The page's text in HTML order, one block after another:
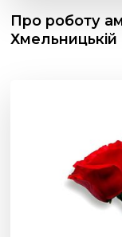
Про роботу
Хмельницькій